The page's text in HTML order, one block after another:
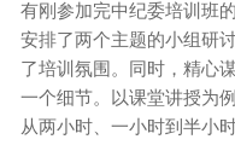
有刚参加完中纪委培训班
安排了两个主题的小组研
了培训氛围。同时，精心
一个细节。以课堂讲授为
从两小时、一小时到半小